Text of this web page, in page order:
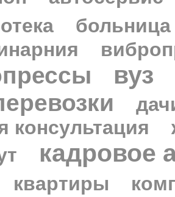
больница
вуз
консультация
кадровое
квартиры